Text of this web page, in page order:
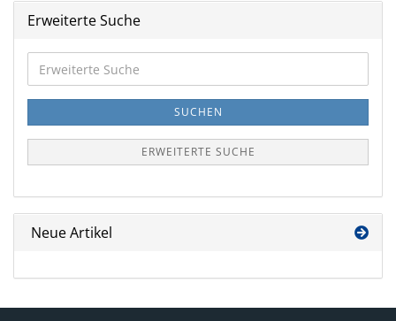
Erweiterte Suche
Suche
SUCHEN
ERWEITERTE SUCHE
Neue Artikel